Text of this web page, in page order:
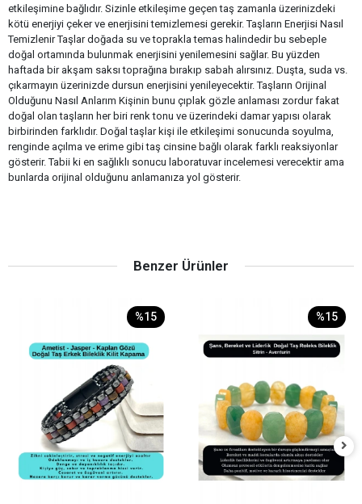
etkileşimine bağlıdır. Sizinle etkileşime geçen taş zamanla üzerinizdeki
kötü enerjiyi çeker ve enerjisini temizlemesi gerekir. Taşların Enerjisi Nasıl
Temizlenir Taşlar doğada su ve toprakla temas halindedir bu sebeple
doğal ortamında bulunmak enerjisini yenilemesini sağlar. Bu yüzden
haftada bir akşam saksı toprağına bırakıp sabah alırsınız. Duşta, suda vs.
çıkarmayın üzerinizde dursun enerjisini yenileyecektir. Taşların Orijinal
Olduğunu Nasıl Anlarım Kişinin bunu çıplak gözle anlaması zordur fakat
doğal olan taşların her biri renk tonu ve üzerindeki damar yapısı olarak
birbirinden farklıdır. Doğal taşlar kişi ile etkileşimi sonucunda soyulma,
renginde açılma ve erime gibi taş cinsine bağlı olarak farklı reaksiyonlar
gösterir. Tabii ki en sağlıklı sonucu laboratuvar incelemesi verecektir ama
bunlarda orijinal olduğunu anlamanıza yol gösterir.
Benzer Ürünler
%15 %15